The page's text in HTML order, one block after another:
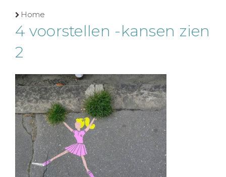
Home
4 voorstellen -kansen zien
2